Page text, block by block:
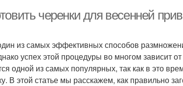
черенки для весенней
из самых эффективных способов
успех этой процедуры во многом зависит
одной из самых популярных, так как в это
В этой статье мы расскажем, как правильно